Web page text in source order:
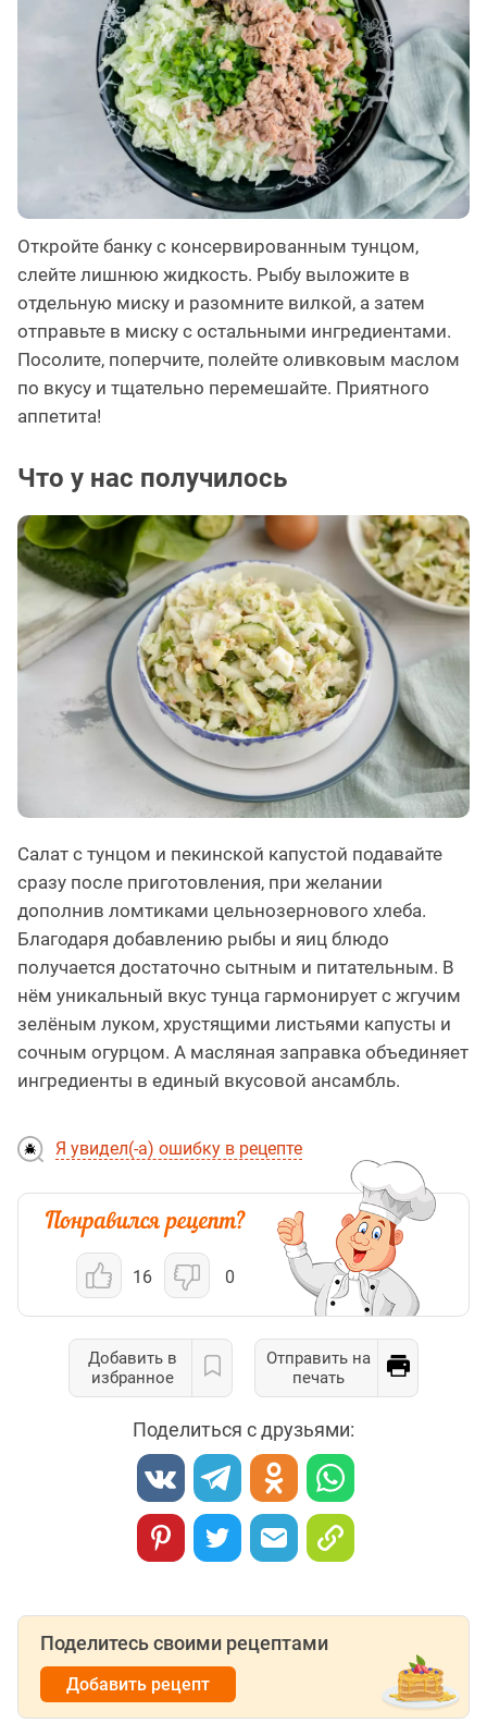
Откройте банку с консервированным тунцом,
слейте лишнюю жидкость. Рыбу выложите в
отдельную миску и разомните вилкой, а затем
отправьте в миску с остальными ингредиентами.
Посолите, поперчите, полейте оливковым маслом
по вкусу и тщательно перемешайте. Приятного
аппетита!
Что у нас получилось
Салат с тунцом и пекинской капустой подавайте
сразу после приготовления, при желании
дополнив ломтиками цельнозернового хлеба.
Благодаря добавлению рыбы и яиц блюдо
получается достаточно сытным и питательным. В
нём уникальный вкус тунца гармонирует с жгучим
зелёным луком, хрустящими листьями капусты и
сочным огурцом. А масляная заправка объединяет
ингредиенты в единый вкусовой ансамбль.
Я увидел(-а) ошибку в рецепте
16 0
Добавить в
избранное
Отправить на
печать
Поделиться с друзьями:
Поделитесь своими рецептами
Добавить рецепт